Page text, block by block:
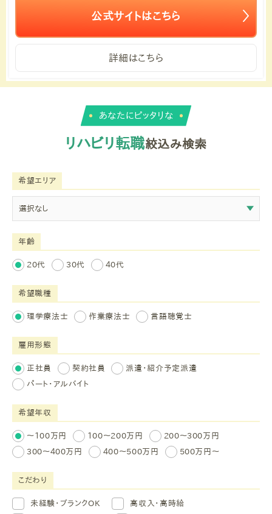
公式サイトはこちら
詳細はこちら
あなたにピッタリな
リハビリ転職絞込み検索
希望エリア
年齢
20代 30代 40代
希望職種
理学療法士 作業療法士 言語聴覚士
雇用形態
正社員 契約社員
派遣・紹介予定派遣
パート・アルバイト
希望年収
～100万円 100～200万円
200～300万円
300～400万円
400～500万円 500万円～
こだわり
未経験・ブランクOK
高収入・高時給